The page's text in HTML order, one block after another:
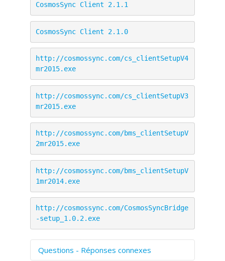
CosmosSync Client 2.1.1
CosmosSync Client 2.1.0
http://cosmossync.com/cs_clientSetupV4
mr2015.exe
http://cosmossync.com/cs_clientSetupV3
mr2015.exe
http://cosmossync.com/bms_clientSetupV
2mr2015.exe
http://cosmossync.com/bms_clientSetupV
1mr2014.exe
http://cosmossync.com/CosmosSyncBridge
-setup_1.0.2.exe
Questions - Réponses connexes